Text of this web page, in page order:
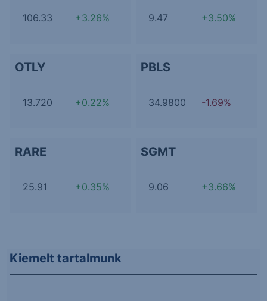
106.33 +3.26% 9.47 +3.50%
OTLY
13.720 +0.22%
PBLS
34.9800 -1.69%
RARE
25.91 +0.35%
SGMT
9.06 +3.66%
Kiemelt tartalmunk